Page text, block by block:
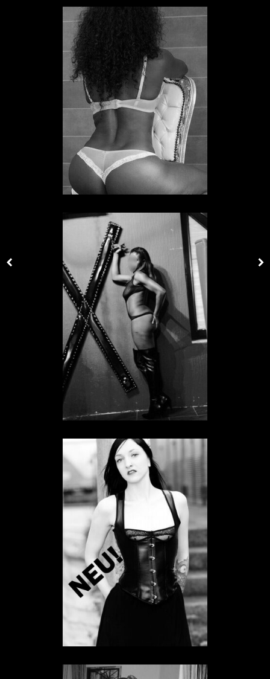
Sklavin Alena
SKLAVIN IN HESSEN
Sklavin Anna
SKLAVIN IN HESSEN
Sklavin Black Slave
SKLAVIN IN HESSEN